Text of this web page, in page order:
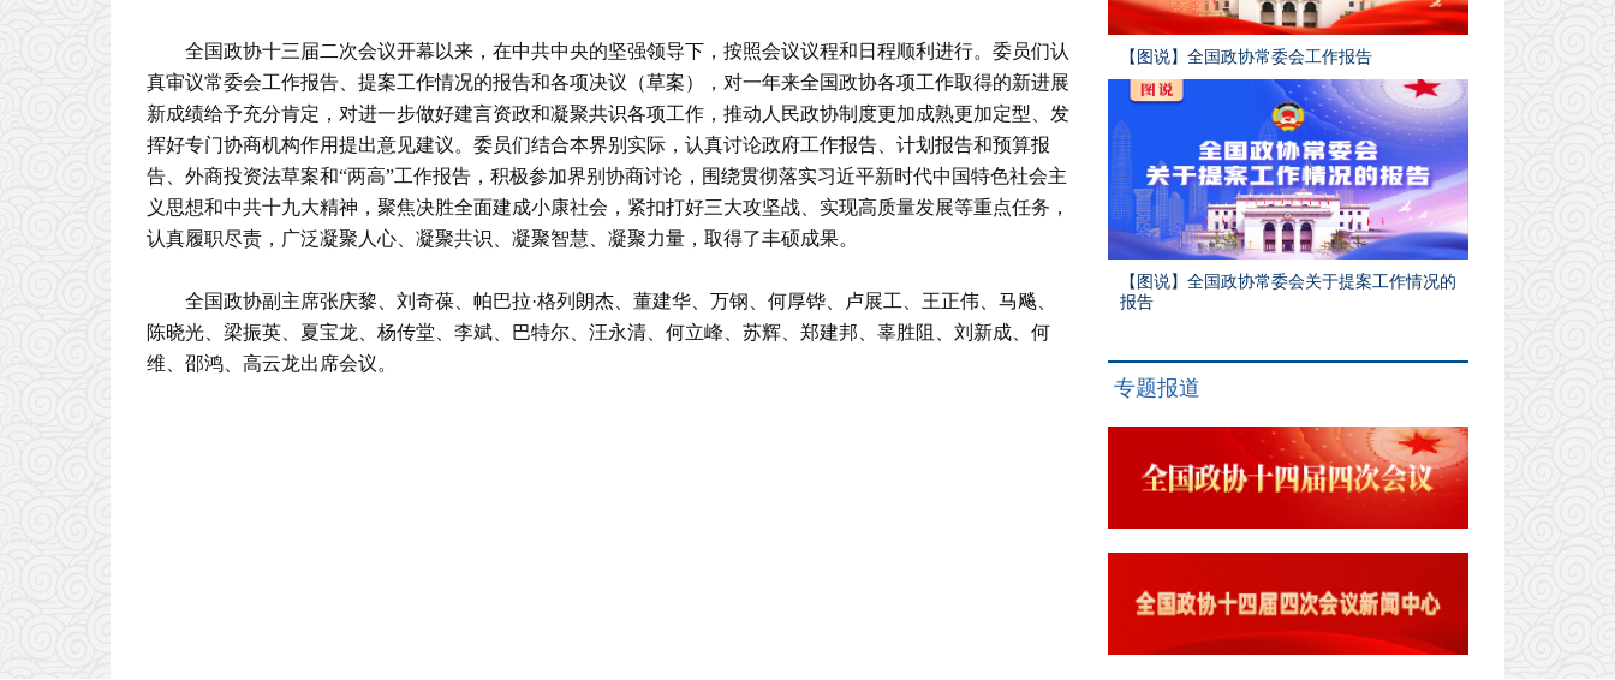
全国政协十三届二次会议开幕以来，在中共中央的坚强领导下，按照会议议程和日程顺利进行。委员们认
真审议常委会工作报告、提案工作情况的报告和各项决议（草案），对一年来全国政协各项工作取得的新进展
新成绩给予充分肯定，对进一步做好建言资政和凝聚共识各项工作，推动人民政协制度更加成熟更加定型、发
挥好专门协商机构作用提出意见建议。委员们结合本界别实际，认真讨论政府工作报告、计划报告和预算报
告、外商投资法草案和“两高”工作报告，积极参加界别协商讨论，围绕贯彻落实习近平新时代中国特色社会主
义思想和中共十九大精神，聚焦决胜全面建成小康社会，紧扣打好三大攻坚战、实现高质量发展等重点任务，
认真履职尽责，广泛凝聚人心、凝聚共识、凝聚智慧、凝聚力量，取得了丰硕成果。
全国政协副主席张庆黎、刘奇葆、帕巴拉·格列朗杰、董建华、万钢、何厚铧、卢展工、王正伟、马飚、
陈晓光、梁振英、夏宝龙、杨传堂、李斌、巴特尔、汪永清、何立峰、苏辉、郑建邦、辜胜阻、刘新成、何
维、邵鸿、高云龙出席会议。
【图说】全国政协常委会工作报告
【图说】全国政协常委会关于提案工作情况的
报告
专题报道